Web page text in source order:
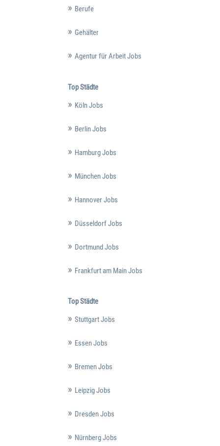
Berufe
Gehälter
Agentur für Arbeit Jobs
Top Städte
Köln Jobs
Berlin Jobs
Hamburg Jobs
München Jobs
Hannover Jobs
Düsseldorf Jobs
Dortmund Jobs
Frankfurt am Main Jobs
Top Städte
Stuttgart Jobs
Essen Jobs
Bremen Jobs
Leipzig Jobs
Dresden Jobs
Nürnberg Jobs